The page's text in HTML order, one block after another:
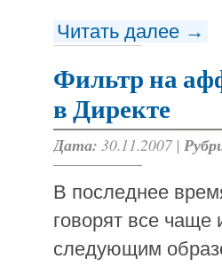
Читать далее →
Фильтр на
в Директе
Дата: 30.11.2007 |
В последнее
говорят все чаще
следующим